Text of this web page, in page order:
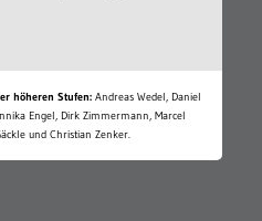
höheren Stufen: Andreas Wedel, Daniel
Engel, Dirk Zimmermann, Marcel
und Christian Zenker.